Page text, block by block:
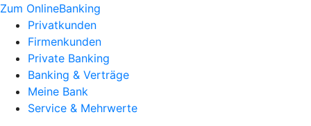
Zum OnlineBanking
Privatkunden
Firmenkunden
Private Banking
Banking & Verträge
Meine Bank
Service & Mehrwerte